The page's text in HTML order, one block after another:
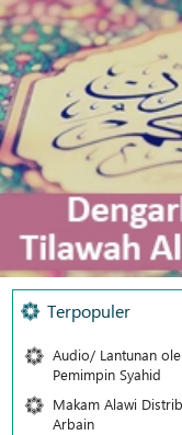
Terpopuler
Audio/ Lantunan
Pemimpin Syahid
Makam Alawi
Arbain